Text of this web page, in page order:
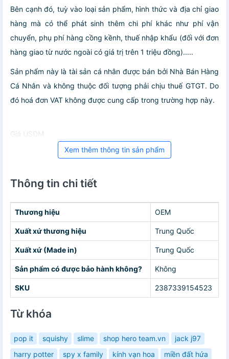
Bên cạnh đó, tuỳ vào loại sản phẩm, hình thức và địa chỉ giao
hàng mà có thể phát sinh thêm chi phí khác như phí vận
chuyển, phụ phí hàng cồng kềnh, thuế nhập khẩu (đối với đơn
hàng giao từ nước ngoài có giá trị trên 1 triệu đồng).....
Sản phẩm này là tài sản cá nhân được bán bởi Nhà Bán Hàng
Cá Nhân và không thuộc đối tượng phải chịu thuế GTGT. Do
đó hoá đơn VAT không được cung cấp trong trường hợp này.
Giá USDM
Xem thêm thông tin sản phẩm
Thông tin chi tiết
Thương hiệu OEM
Xuất xứ thương hiệu Trung Quốc
Xuất xứ (Made in) Trung Quốc
Sản phẩm có được bảo hành không? Không
SKU 2387339154523
Từ khóa
pop it squishy slime shop hero team.vn
jack j97
harry potter
spy x family kính vạn hoa
miền đất hứa